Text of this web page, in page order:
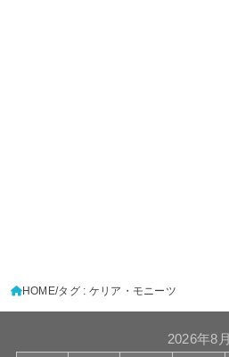
HOME タグ : ケリア・モニーツ
2026年8月